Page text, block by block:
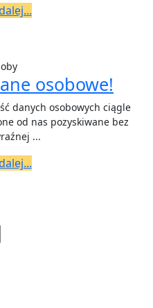
dobry
pomysł?
Czytaj
osobowe!
od nas pozyskiwane bez
...
Czytaj